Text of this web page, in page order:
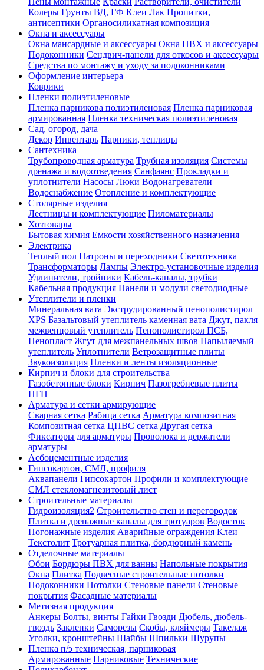
Колеры Грунты ВД, ГФ Клеи Лак Пропитки,
антисептики Органосиликатная композиция
Окна и аксессуары
Окна мансардные и аксессуары Окна ПВХ и аксессуары
Подоконники Сендвич-панели для откосов и аксессуары
Средства по монтажу и уходу за подоконниками
Оформление интерьера
Коврики
Пленки полиэтиленовые
Пленка парникова полиэтиленовая Пленка парниковая
армированная Пленка техническая полиэтиленовая
Сад, огород, дача
Декор Инвентарь Парники, теплицы
Сантехника
Трубопроводная арматура Трубная изоляция Системы
дренажа и водоотведения Санфаянс Прокладки и
уплотнители Насосы Люки Водонагреватели
Водоснабжение Отопление и комплектующие
Столярные изделия
Лестницы и комплектующие Пиломатериалы
Хозтовары
Бытовая химия Емкости хозяйственного назначения
Электрика
Теплый пол Патроны и переходники Светотехника
Трансформаторы Лампы Электро-установочные изделия
Удлинители, тройники Кабель-каналы, трубки
Кабельная продукция Панели и модули светодиодные
Утеплители и пленки
Минеральная вата Экструдированный пенополистирол
XPS Базальтовый утеплитель каменная вата Джут, пакля
межвенцовый утеплитель Пенополистирол ПСБ,
Пенопласт Жгут для межпанельных швов Напыляемый
утеплитель Уплотнители Ветрозащитные плиты
Звукоизоляция Пленки и ленты изоляционные
Кирпич и блоки для строительства
Газобетонные блоки Кирпич Пазогребневые плиты
ПГП
Арматура и сетки армирующие
Сварная сетка Рабица сетка Арматура композитная
Композитная сетка ЦПВС сетка Другая сетка
Фиксаторы для арматуры Проволока и держатели
арматуры
Асбоцементные изделия
Гипсокартон, СМЛ, профиля
Аквапанели Гипсокартон Профили и комплектующие
СМЛ стекломагнезитовый лист
Строительные материалы
Гидроизоляция2 Строительство стен и перегородок
Плитка и дренажные каналы для тротуаров Водосток
Погонажные изделия Аварийные ограждения Клеи
Текстолит Тротуарная плитка, бордюрный камень
Отделочные материалы
Обои Бордюры ПВХ для ванны Напольные покрытия
Окна Плитка Подвесные строительные потолки
Подоконники Потолки Стеновые панели Стеновые
покрытия Фасадные материалы
Метизная продукция
Анкеры Болты, винты Гайки Гвозди Дюбель, дюбель-
гвоздь Заклепки Саморезы Скобы, кляймеры Такелаж
Уголки, кронштейны Шайбы Шпильки Шурупы
Пленка п/э техническая, парниковая
Армированные Парниковые Технические